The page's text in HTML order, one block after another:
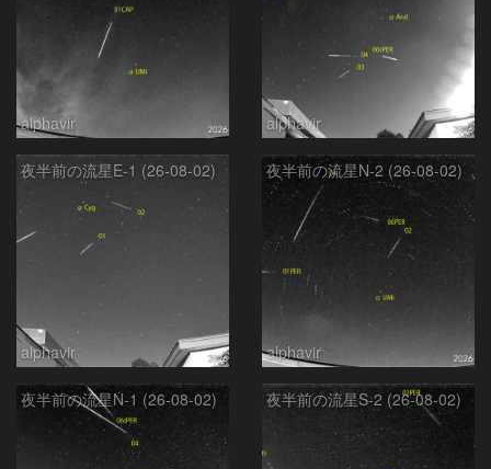
alphavir alphavir
夜半前の流星E-1 (26-08-02)
alphavir
夜半前の流星N-2 (26-08-02)
alphavir
夜半前の流星N-1 (26-08-02) 夜半前の流星S-2 (26-08-02)